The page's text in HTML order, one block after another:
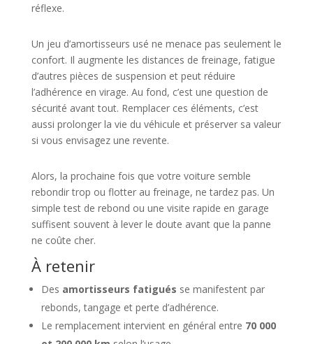
réflexe.
Un jeu d’amortisseurs usé ne menace pas seulement le
confort. Il augmente les distances de freinage, fatigue
d’autres pièces de suspension et peut réduire
l’adhérence en virage. Au fond, c’est une question de
sécurité avant tout. Remplacer ces éléments, c’est
aussi prolonger la vie du véhicule et préserver sa valeur
si vous envisagez une revente.
Alors, la prochaine fois que votre voiture semble
rebondir trop ou flotter au freinage, ne tardez pas. Un
simple test de rebond ou une visite rapide en garage
suffisent souvent à lever le doute avant que la panne
ne coûte cher.
À retenir
Des amortisseurs fatigués se manifestent par
rebonds, tangage et perte d’adhérence.
Le remplacement intervient en général entre 70 000